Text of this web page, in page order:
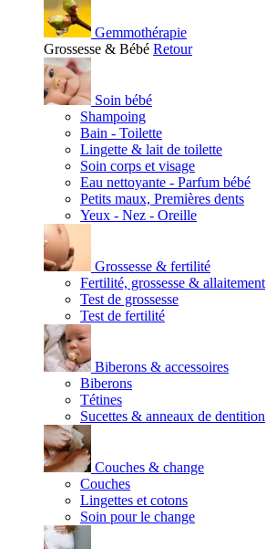
Gemmothérapie
Grossesse & Bébé Retour
Soin bébé
Shampoing
Bain - Toilette
Lingette & lait de toilette
Soin corps et visage
Eau nettoyante - Parfum bébé
Petits maux, Premières dents
Yeux - Nez - Oreille
Grossesse & fertilité
Fertilité, grossesse & allaitement
Test de grossesse
Test de fertilité
Biberons & accessoires
Biberons
Tétines
Sucettes & anneaux de dentition
Couches & change
Couches
Lingettes et cotons
Soin pour le change